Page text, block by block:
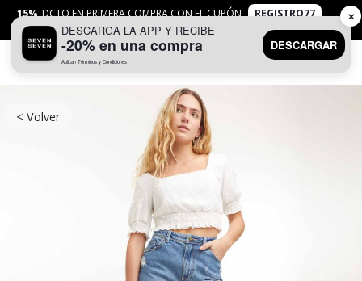
15% DCTO EN PRIMERA COMPRA CON EL CUPÓN
REGISTRO77
APLICANTYC
< Volver
DESCARGA LA APP Y RECIBE
-20% en una compra
Aplican Términos y Condiciones
DESCARGAR
✕